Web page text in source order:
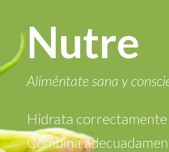
Nutre
Aliméntate sana y
Hidrata
Combina